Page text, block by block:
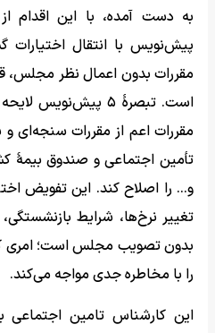
به دست آمده، با این اقدام
پیش‌نویس با انتقال اختیارات
مقررات بدون اعمال نظر مجلس،
است. تبصرۀ ۵
مقررات اعم از مقررات سنجه‌ای و
تأمین اجتماعی و صندوق بیمۀ
و... را اصلاح کند. این تفویض
تغییر نرخ‌ها، شرایط
بدون تصویب مجلس است؛ امری
را با مخاطره جدی مواجه می‌کند.
این کارشناس تامین اجتماعی